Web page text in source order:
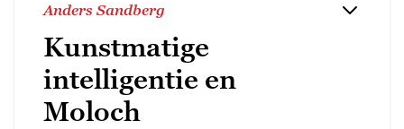
Anders Sandberg
Kunstmatige
intelligentie en
Moloch